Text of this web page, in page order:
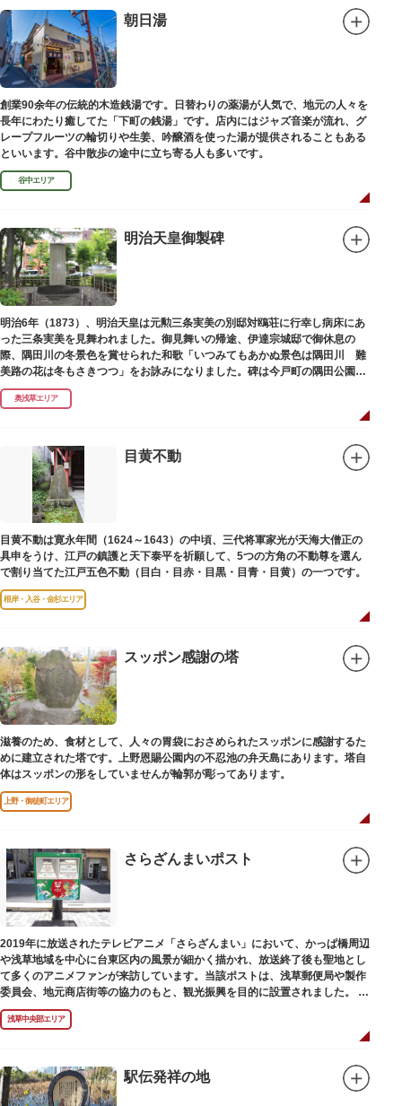
朝日湯
創業90余年の伝統的木造銭湯です。日替わりの薬湯が人気で、地元の人々を
長年にわたり癒してた「下町の銭湯」です。店内にはジャズ音楽が流れ、グ
レープフルーツの輪切りや生姜、吟醸酒を使った湯が提供されることもある
といいます。谷中散歩の途中に立ち寄る人も多いです。
谷中エリア
明治天皇御製碑
明治6年（1873）、明治天皇は元勲三条実美の別邸対鴎荘に行幸し病床にあ
った三条実美を見舞われました。御見舞いの帰途、伊達宗城邸で御休息の
際、隅田川の冬景色を賞せられた和歌「いつみてもあかぬ景色は隅田川 難
美路の花は冬もさきつつ」をお詠みになりました。碑は今戸町の隅田公園内
にあります。
奥浅草エリア
目黄不動
目黄不動は寛永年間（1624～1643）の中頃、三代将軍家光が天海大僧正の
具申をうけ、江戸の鎮護と天下泰平を祈願して、5つの方角の不動尊を選ん
で割り当てた江戸五色不動（目白・目赤・目黒・目青・目黄）の一つです。
根岸・入谷・金杉エリア
スッポン感謝の塔
滋養のため、食材として、人々の胃袋におさめられたスッポンに感謝するた
めに建立された塔です。上野恩賜公園内の不忍池の弁天島にあります。塔自
体はスッポンの形をしていませんが輪郭が彫ってあります。
上野・御徒町エリア
さらざんまいポスト
2019年に放送されたテレビアニメ「さらざんまい」において、かっぱ橋周辺
や浅草地域を中心に台東区内の風景が細かく描かれ、放送終了後も聖地とし
て多くのアニメファンが来訪しています。当該ポストは、浅草郵便局や製作
委員会、地元商店街等の協力のもと、観光振興を目的に設置されました。
<「さらざんまい」監督の幾原邦彦氏のコメント>
「実在する風景を舞台として制作したキャラクターたちが、このような形で
地域の方々にも受け入れていただけて大変嬉しいです。聖地巡礼のシンボル
設置年月日:令和3年3月10日
浅草中央部エリア
駅伝発祥の地